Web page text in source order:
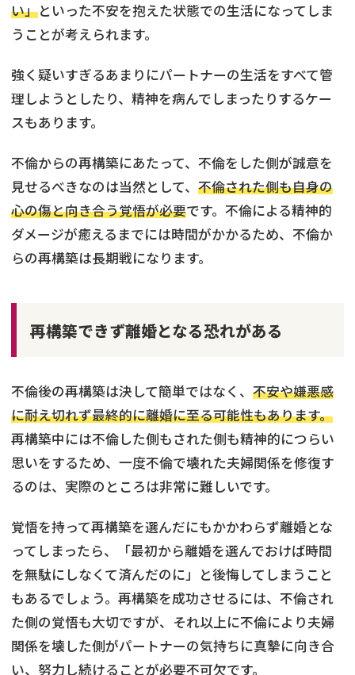
い」といった不安を抱えた状態での生活になってしま
うことが考えられます。
強く疑いすぎるあまりにパートナーの生活をすべて管
理しようとしたり、精神を病んでしまったりするケー
スもあります。
不倫からの再構築にあたって、不倫をした側が誠意を
見せるべきなのは当然として、 不倫された側も自身の
心の傷と向き合う覚悟が必要です。不倫による精神的
ダメージが癒えるまでには時間がかかるため、不倫か
らの再構築は長期戦になります。
再構築できず離婚となる恐れがある
不倫後の再構築は決して簡単ではなく、 不安や嫌悪感
に耐え切れず最終的に離婚に至る可能性もあります。
再構築中には不倫した側もされた側も精神的につらい
思いをするため、一度不倫で壊れた夫婦関係を修復す
るのは、実際のところは非常に難しいです。
覚悟を持って再構築を選んだにもかかわらず離婚とな
ってしまったら、「最初から離婚を選んでおけば時間
を無駄にしなくて済んだのに」と後悔してしまうこと
もあるでしょう。再構築を成功させるには、不倫され
た側の覚悟も大切ですが、それ以上に不倫により夫婦
関係を壊した側がパートナーの気持ちに真摯に向き合
い、努力し続けることが必要不可欠です。